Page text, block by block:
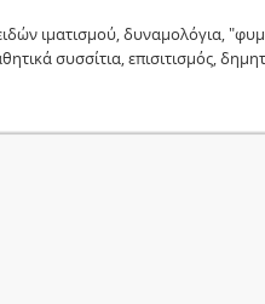
ιματισμού, δυναμολόγια,
συσσίτια, επισιτισμός,